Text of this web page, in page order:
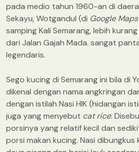
pada medio tahun 1960-an di
Sekayu, Wotgandul (di Google Maps
samping Kali Semarang, lebih
dari Jalan Gajah Mada. sangat
legendaris.
Sego kucing di Semarang ini bila di
dikenal dengan nama angkringan
dengan istilah Nasi HIK (hidangan
juga yang menyebut cat rice.
porsinya yang relatif kecil dan
porsi makan kucing. Nasi dibungkus